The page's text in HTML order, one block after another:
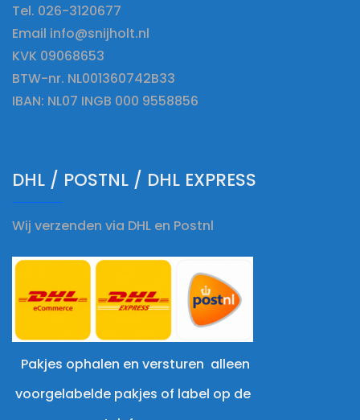
Tel. 026-3120677
Email info@snijholt.nl
KVK 09068653
BTW-nr. NL001360742B33
IBAN: NL07 INGB 000 9558856
DHL / POSTNL / DHL EXPRESS
Wij verzenden via DHL en Postnl
Pakjes ophalen en versturen alleen
voorgelabelde pakjes of label op de